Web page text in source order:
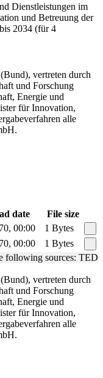
Dienstleistungen im
und Betreuung der
2034 (für 4
vertreten durch
und Forschung
Energie und
für Innovation,
alle
date
File size
00:00
1 Bytes
00:00
1 Bytes
following sources: TED
vertreten durch
und Forschung
Energie und
für Innovation,
alle